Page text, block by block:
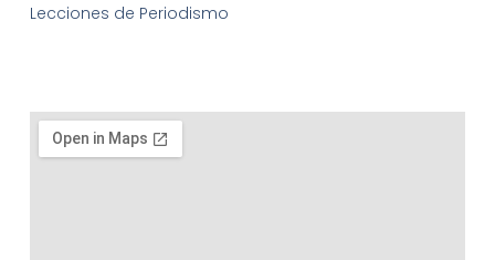
Lecciones de Periodismo